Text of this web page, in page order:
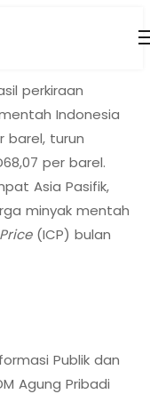
perkiraan
Indonesia
barel, turun
per barel.
Asia Pasifik,
minyak mentah
(ICP) bulan
Publik dan
Agung Pribadi